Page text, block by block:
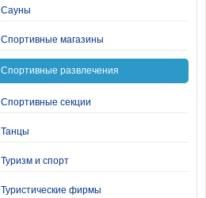
Сауны
Спортивные магазины
Спортивные развлечения
Спортивные секции
Танцы
Туризм и спорт
Туристические фирмы